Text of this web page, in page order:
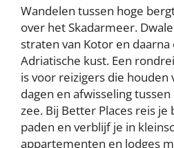
Wandelen tussen hoge
over het Skadarmeer.
straten van Kotor en
Adriatische kust. Een
is voor reizigers die houden
dagen en afwisseling
zee. Bij Better Places reis je
paden en verblijf je in
appartementen en lodges